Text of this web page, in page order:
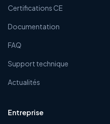
Certifications CE
Documentation
FAQ
Support technique
Actualités
Entreprise